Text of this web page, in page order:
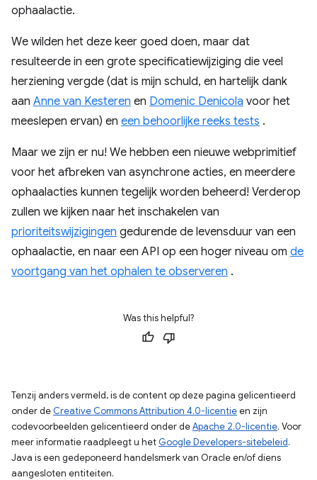
ophaalactie.
We wilden het deze keer goed doen, maar dat
resulteerde in een grote specificatiewijziging die veel
herziening vergde (dat is mijn schuld, en hartelijk dank
aan Anne van Kesteren en Domenic Denicola voor het
meeslepen ervan) en een behoorlijke reeks tests .
Maar we zijn er nu! We hebben een nieuwe webprimitief
voor het afbreken van asynchrone acties, en meerdere
ophaalacties kunnen tegelijk worden beheerd! Verderop
zullen we kijken naar het inschakelen van
prioriteitswijzigingen gedurende de levensduur van een
ophaalactie, en naar een API op een hoger niveau om de
voortgang van het ophalen te observeren .
Was this helpful?
Tenzij anders vermeld, is de content op deze pagina gelicentieerd
onder de Creative Commons Attribution 4.0-licentieen zijn
codevoorbeelden gelicentieerd onder deApache 2.0-licentie. Voor
meer informatie raadpleegt u het Google Developers-sitebeleid.
Java is een gedeponeerd handelsmerk van Oracle en/of diens
aangesloten entiteiten.